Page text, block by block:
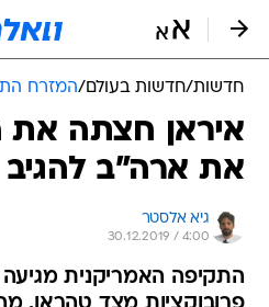
חדשות/חדשות בעולם/המזרח
איראן חצתה את
את ארה"ב להגיב
גיא אלסטר
30.12.2019 / 4:00
התקיפה האמריקנית